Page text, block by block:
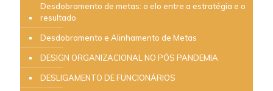
Desdobramento de metas: o elo entre a estratégia e o
resultado
Desdobramento e Alinhamento de Metas
DESIGN ORGANIZACIONAL NO PÓS PANDEMIA
DESLIGAMENTO DE FUNCIONÁRIOS